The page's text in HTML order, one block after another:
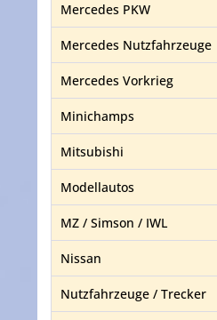
Mercedes PKW
Mercedes Nutzfahrzeuge
Mercedes Vorkrieg
Minichamps
Mitsubishi
Modellautos
MZ / Simson / IWL
Nissan
Nutzfahrzeuge / Trecker